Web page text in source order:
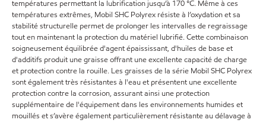
températures permettant la lubrification jusqu’à 170 °C. Même à ces
températures extrêmes, Mobil SHC Polyrex résiste à l’oxydation et sa
stabilité structurelle permet de prolonger les intervalles de regraissage
tout en maintenant la protection du matériel lubrifié. Cette combinaison
soigneusement équilibrée d'agent épaississant, d'huiles de base et
d'additifs produit une graisse offrant une excellente capacité de charge
et protection contre la rouille. Les graisses de la série Mobil SHC Polyrex
sont également très résistantes à l'eau et présentent une excellente
protection contre la corrosion, assurant ainsi une protection
supplémentaire de l'équipement dans les environnements humides et
mouillés et s’avère également particulièrement résistante au délavage à